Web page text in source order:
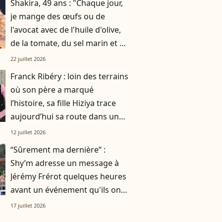
Shakira, 49 ans : "Chaque jour,
je mange des œufs ou de
l'avocat avec de l'huile d'olive,
de la tomate, du sel marin et un
smoothie"
22 juillet 2026
Franck Ribéry : loin des terrains
où son père a marqué
l’histoire, sa fille Hiziya trace
aujourd’hui sa route dans un
tout autre univers
12 juillet 2026
“Sûrement ma dernière” :
Shy’m adresse un message à
Jérémy Frérot quelques heures
avant un événement qu'ils ont
vécu ensemble
17 juillet 2026